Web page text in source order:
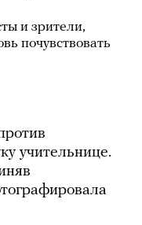
и зрители,
почувствовать
учительнице.